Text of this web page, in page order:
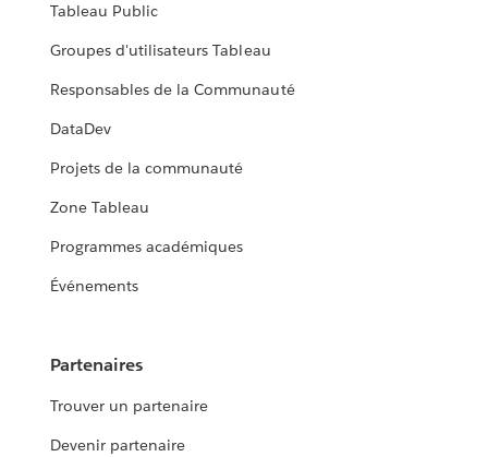
Tableau Public
Groupes d'utilisateurs Tableau
Responsables de la Communauté
DataDev
Projets de la communauté
Zone Tableau
Programmes académiques
Événements
Partenaires
Trouver un partenaire
Devenir partenaire